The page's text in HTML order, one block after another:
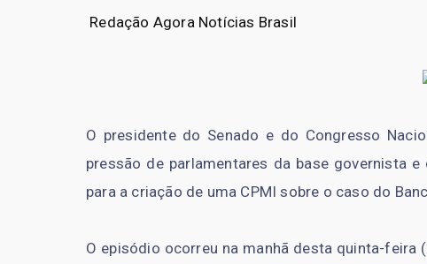
Redação Agora Notícias Brasil
O presidente do Senado e do Congresso
pressão de parlamentares da base governista
para a criação de uma CPMI sobre o caso do
O episódio ocorreu na manhã desta quinta-